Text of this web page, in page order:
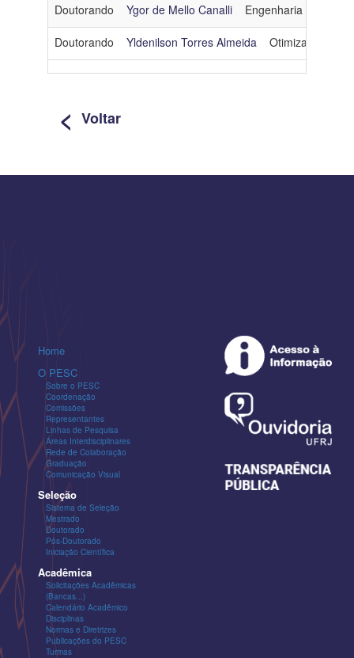
Doutorando Ygor de Mello Canalli Engenharia de
Doutorando Yldenilson Torres Almeida Otimização
< Voltar
Home
O PESC
Sobre o PESC
Coordenação
Comissões
Representantes
Linhas de Pesquisa
Áreas Interdisciplinares
Rede de Colaboração
Graduação
Comunicação Visual
Seleção
Sistema de Seleção
Mestrado
Doutorado
Pós-Doutorado
Iniciação Científica
Acadêmica
Solicitações Acadêmicas
(Bancas...)
Calendário Acadêmico
Disciplinas
Normas e Diretrizes
Publicações do PESC
Turmas